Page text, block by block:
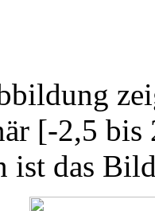
[-2,5
ist das